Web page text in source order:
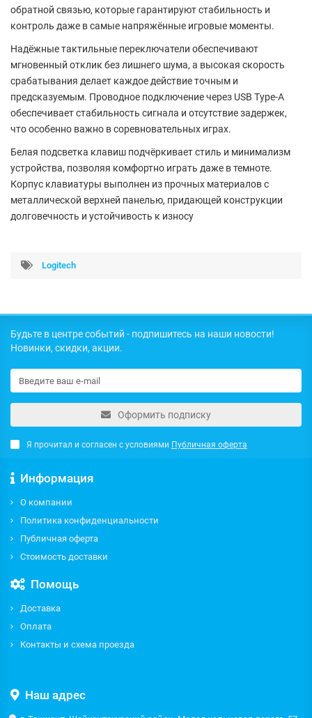
обратной связью, которые гарантируют стабильность и
контроль даже в самые напряжённые игровые моменты.
Надёжныетактильные переключатели обеспечивают
мгновенный отклик без лишнего шума, а высокая скорость
срабатывания делает каждое действие точным и
предсказуемым. Проводное подключение через USB Type-A
обеспечивает стабильность сигнала и отсутствие задержек,
что особенно важно в соревновательных играх.
Белая подсветка клавиш подчёркивает стиль и минимализм
устройства, позволяя комфортно играть даже в темноте.
Корпус клавиатуры выполнен из прочных материалов с
металлической верхней панелью, придающей конструкции
долговечность и устойчивость к износу
Logitech
Будьте в центре событий - подпишитесь на наши новости!
Новинки, скидки, акции.
Оформить подписку
Я прочитал и согласен с условиями Публичная оферта
Информация
О компании
Политика конфиденциальности
Публичная оферта
Стоимость доставки
Помощь
Доставка
Оплата
Контакты и схема проезда
Наш адрес